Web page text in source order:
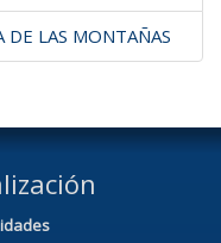
DE LAS MONTAÑAS